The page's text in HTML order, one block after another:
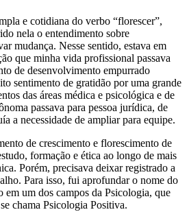
e cotidiana do verbo “florescer”,
nela o entendimento sobre
mudança. Nesse sentido, estava em
que minha vida profissional passava
de desenvolvimento empurrado
sentimento de gratidão por uma grande
das áreas médica e psicológica e de
passava para pessoa jurídica, de
a necessidade de ampliar para equipe.
de crescimento e florescimento de
formação e ética ao longo de mais
Porém, precisava deixar registrado a
Para isso, fui aprofundar o nome do
em um dos campos da Psicologia, que
chama Psicologia Positiva.